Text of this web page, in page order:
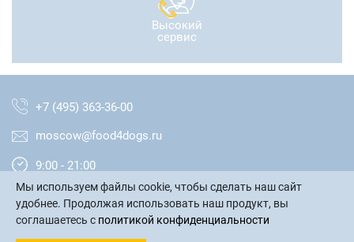
Высокий
сервис
+7 (495) 363-36-00
moscow@food4dogs.ru
9:00 - 21:00
Москва и МО
Мы используем файлы cookie, чтобы сделать наш сайт
удобнее. Продолжая использовать наш продукт, вы
соглашаетесь с политикой конфиденциальности